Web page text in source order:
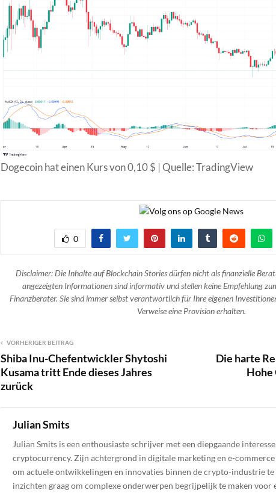
Dogecoin hat einen Kurs von 0,10 $ | Quelle: TradingView
0
Disclaimer: Die Inhalte auf Blockchain Stories dürfen nicht als finanzielle
angezeigten Informationen sind informativ und stellen keine Empfehlung
Finanzberater. Sie sind immer selbst verantwortlich für Ihre eigenen
Verweise eine Provision erhalten.
VORHERIGER BEITRAG
Shiba Inu-Chefentwickler Shytoshi
Kusama tritt Ende dieses Jahres
zurück
Die harte
Hohe
Julian Smits
Julian Smits is een enthousiaste schrijver met een diepgaande
cryptocurrency. Zijn achtergrond in digitale marketing en e-commerce
om actuele ontwikkelingen en innovaties binnen de crypto-industrie
inzichten graag om complexe onderwerpen begrijpelijk te maken voor